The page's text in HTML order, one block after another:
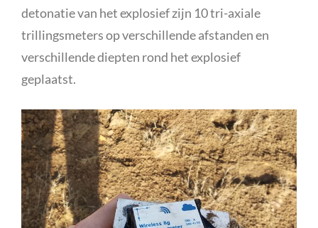
detonatie van het explosief zijn 10 tri-axiale
trillingsmeters op verschillende afstanden en
verschillende diepten rond het explosief
geplaatst.